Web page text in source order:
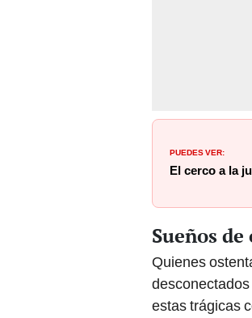
PUEDES VER:
El cerco a la
Sueños
Quienes
estas trágicas